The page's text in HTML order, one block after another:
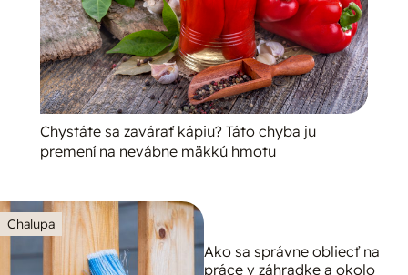
Chystáte sa zavárať kápiu? Táto chyba ju
premení na nevábne mäkkú hmotu
Chalupa
Ako sa správne obliecť na
práce v záhradke a okolo